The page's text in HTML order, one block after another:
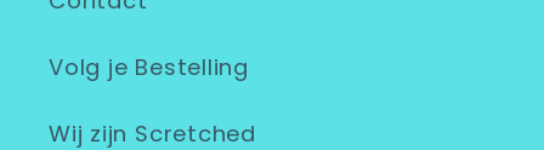
Volg je Bestelling
Wij zijn Scretched